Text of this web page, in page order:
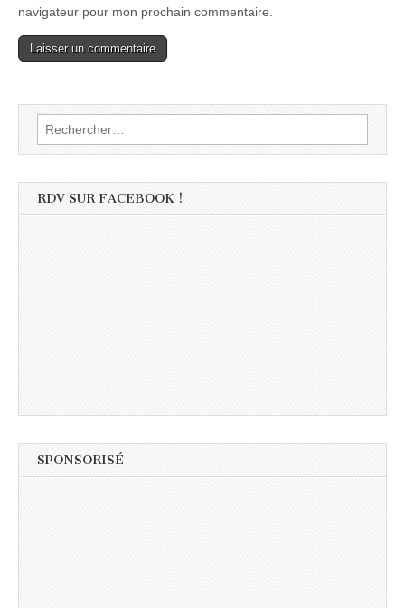
navigateur pour mon prochain commentaire.
Rechercher :
RDV SUR FACEBOOK !
SPONSORISÉ